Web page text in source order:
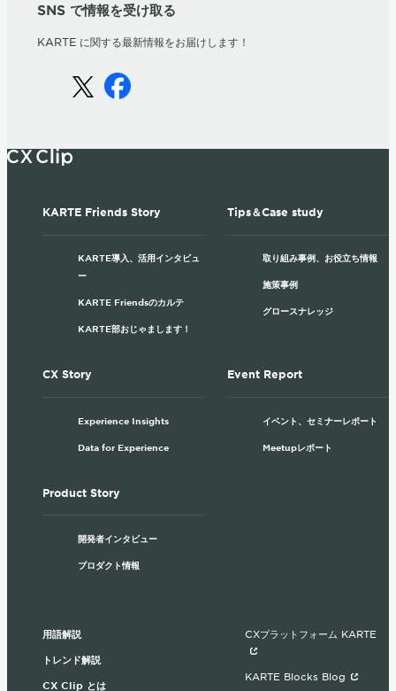
SNS で情報を受け取る
KARTE に関する最新情報をお届けします！
KARTE Friends Story
KARTE導入、活用インタビュ
ー
KARTE Friendsのカルテ
KARTE部おじゃまします！
Tips＆Case study
取り組み事例、お役立ち情報
施策事例
グロースナレッジ
CX Story
Experience Insights
Data for Experience
Event Report
イベント、セミナーレポート
Meetupレポート
Product Story
開発者インタビュー
プロダクト情報
用語解説
トレンド解説
CX Clip とは
CXプラットフォーム KARTE
KARTE Blocks Blog